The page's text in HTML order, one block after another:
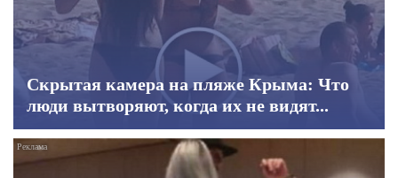
Скрытая камера на пляже Крыма: Что
люди вытворяют, когда их не видят...